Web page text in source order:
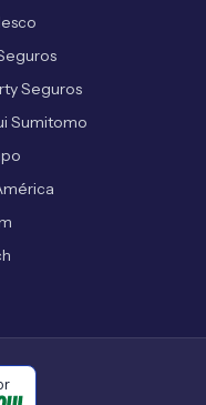
Seguros
Sumitomo